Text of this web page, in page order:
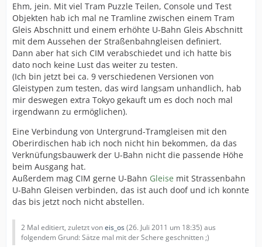
Ehm, jein. Mit viel Tram Puzzle Teilen, Console und Test
Objekten hab ich mal ne Tramline zwischen einem Tram
Gleis Abschnitt und einem erhöhte U-Bahn Gleis Abschnitt
mit dem Aussehen der Straßenbahngleisen definiert.
Dann aber hat sich CIM verabschiedet und ich hatte bis
dato noch keine Lust das weiter zu testen.
(Ich bin jetzt bei ca. 9 verschiedenen Versionen von
Gleistypen zum testen, das wird langsam unhandlich, hab
mir deswegen extra Tokyo gekauft um es doch noch mal
irgendwann zu ermöglichen).
Eine Verbindung von Untergrund-Tramgleisen mit den
Oberirdischen hab ich noch nicht hin bekommen, da das
Verknüfungsbauwerk der U-Bahn nicht die passende Höhe
beim Ausgang hat.
Außerdem mag CIM gerne U-Bahn Gleise mit Strassenbahn
U-Bahn Gleisen verbinden, das ist auch doof und ich konnte
das bis jetzt noch nicht abstellen.
2 Mal editiert, zuletzt voneis_os(26. Juli 2011 um 18:35) aus
folgendem Grund: Sätze mal mit der Schere geschnitten ;)